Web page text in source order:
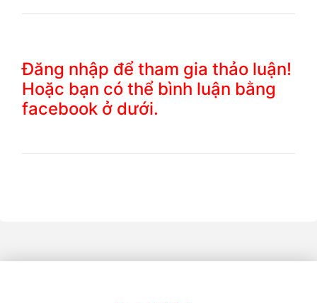
Đăng nhập để tham gia thảo luận!
Hoặc bạn có thể bình luận bằng
facebook ở dưới.